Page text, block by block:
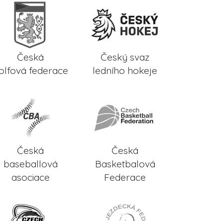
Česká
federace
Český svaz
ledního hokeje
Česká
baseballová
asociace
Česká
Basketbalová
Federace